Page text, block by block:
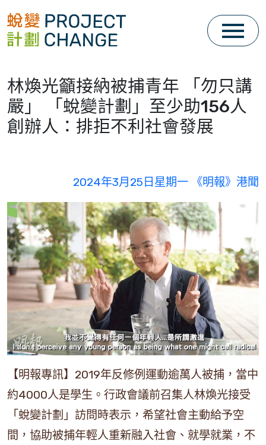
Skip
to
林煥光籲接納被捕青年 「勿只講
嚴」 「蛻變計劃」至少助156人
創辦人：排拒不利社會發展
2024年3月25日星期一 《明報》港聞
【明報專訊】2019年反修例運動逾萬人被捕，當中
約4000人是學生。行政會議前召集人林煥光接受
「蛻變計劃」訪問時表示，希望社會主動給予空
間，協助被捕年輕人重新融入社會、就學就業，不